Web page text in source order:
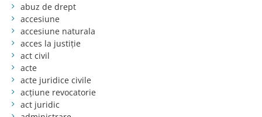
abuz de drept
accesiune
accesiune naturala
acces la justiție
act civil
acte
acte juridice civile
acțiune revocatorie
act juridic